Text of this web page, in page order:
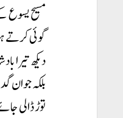
مسیح یسوع
گوئی کرتے
دیکھ تیرا
بلکہ جوان